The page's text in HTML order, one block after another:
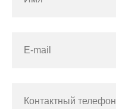
E-mail
Контактный телефон